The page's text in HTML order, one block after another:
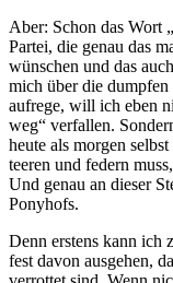
Aber: Schon das Wort
Partei, die genau das
wünschen und das
mich über die
aufrege, will ich eben
weg“ verfallen.
heute als morgen
teeren und federn
Und genau an dieser
Ponyhofs.
Denn erstens kann ich
fest davon ausgehen,